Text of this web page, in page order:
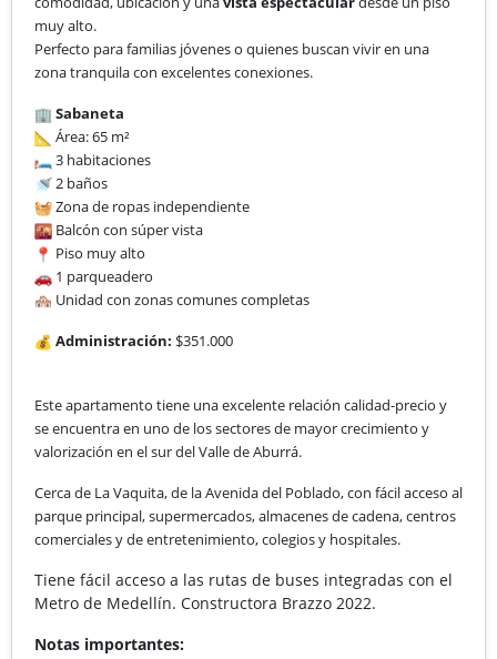
muy alto.
Perfecto para familias jóvenes o quienes buscan vivir en una
zona tranquila con excelentes conexiones.
Sabaneta
Área: 65 m²
3 habitaciones
2 baños
Zona de ropas independiente
Balcón con súper vista
Piso muy alto
1 parqueadero
Unidad con zonas comunes completas
Administración: $351.000
Este apartamento tiene una excelente relación calidad-precio y
se encuentra en uno de los sectores de mayor crecimiento y
valorización en el sur del Valle de Aburrá.
​Cerca de La Vaquita, de la Avenida del Poblado, con fácil acceso al
parque principal, supermercados, almacenes de cadena, centros
comerciales y de entretenimiento, colegios y hospitales.
Tiene fácil acceso a las rutas de buses integradas con el
Metro de Medellín. Constructora Brazzo 2022.
Notas importantes: